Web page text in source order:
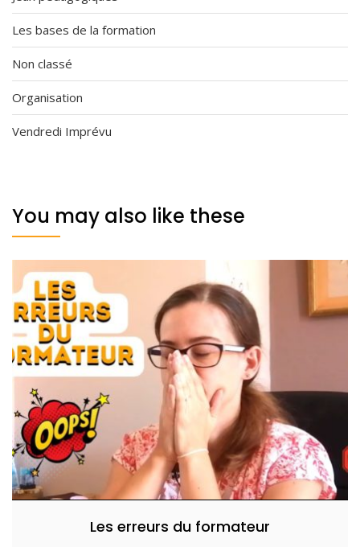
Les bases de la formation
Non classé
Organisation
Vendredi Imprévu
You may also like these
Les erreurs du formateur